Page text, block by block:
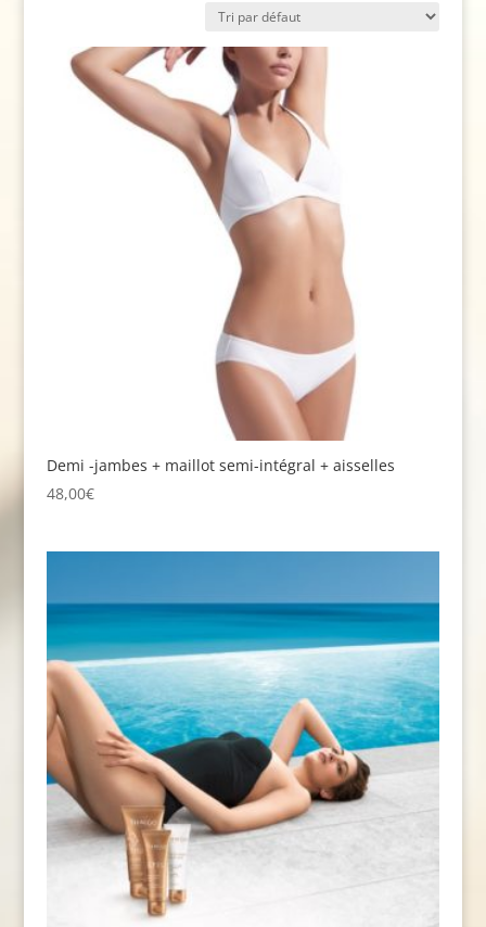
Demi -jambes + maillot semi-intégral + aisselles
48,00€